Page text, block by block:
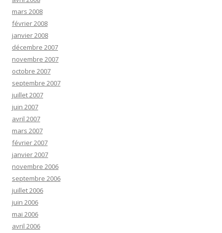
mars 2008
février 2008
janvier 2008
décembre 2007
novembre 2007
octobre 2007
septembre 2007
juillet 2007
juin 2007
avril 2007
mars 2007
février 2007
janvier 2007
novembre 2006
septembre 2006
juillet 2006
juin 2006
mai 2006
avril 2006